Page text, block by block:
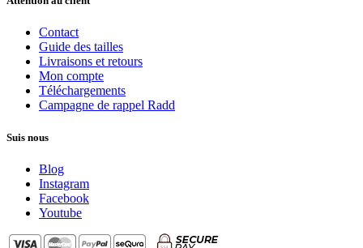
Contact
Guide des tailles
Livraisons et retours
Mon compte
Téléchargements
Campagne de rappel Radd
Suis nous
Blog
Instagram
Facebook
Youtube